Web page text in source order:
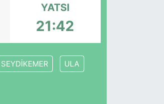
YATSI
21:42
SEYDİKEMER ULA